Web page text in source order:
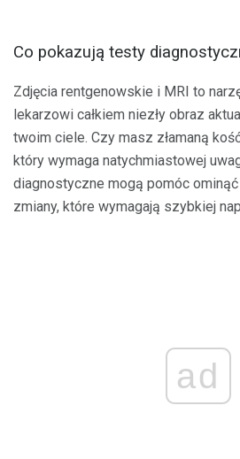
Co pokazują testy
Zdjęcia rentgenowskie i MRI to
lekarzowi całkiem niezły obraz
twoim ciele. Czy masz złamaną
który wymaga natychmiastowej
diagnostyczne mogą pomóc
zmiany, które wymagają szybkiej
ad